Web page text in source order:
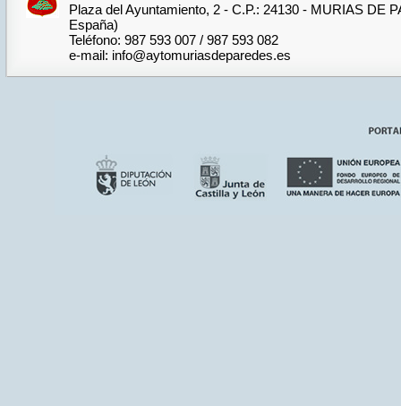
Plaza del Ayuntamiento, 2 - C.P.: 24130 - MURIAS DE
España)
Teléfono: 987 593 007 / 987 593 082
e-mail: info@aytomuriasdeparedes.es